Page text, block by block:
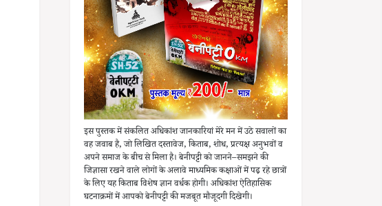
इस पुस्तक में संकलित अधिकांश जानकारियां मेरे मन में उठे सवालों का
वह जवाब है, जो लिखित दस्तावेज, किताब, शोध, प्रत्यक्ष अनुभवों व
अपने समाज के बीच से मिला है। बेनीपट्टी को जानने–समझने की
जिज्ञासा रखने वाले लोगों के अलावे माध्यमिक कक्षाओं में पढ़ रहे छात्रों
के लिए यह किताब विशेष ज्ञान वर्धक होगी। अधिकांश ऐतिहासिक
घटनाक्रमों में आपको बेनीपट्टी की मजबूत मौजूदगी दिखेगी।